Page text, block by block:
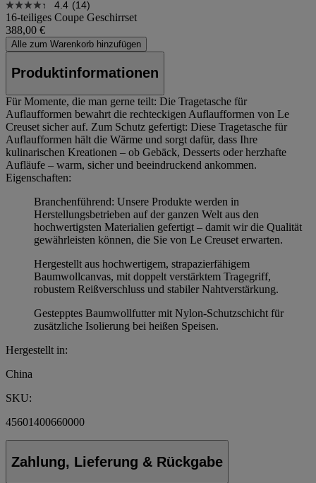
4.4 (14)
16-teiliges Coupe Geschirrset
388,00 €
Alle zum Warenkorb hinzufügen
Produktinformationen
Für Momente, die man gerne teilt: Die Tragetasche für
Auflaufformen bewahrt die rechteckigen Auflaufformen von Le
Creuset sicher auf. Zum Schutz gefertigt: Diese Tragetasche für
Auflaufformen hält die Wärme und sorgt dafür, dass Ihre
kulinarischen Kreationen – ob Gebäck, Desserts oder herzhafte
Aufläufe – warm, sicher und beeindruckend ankommen.
Eigenschaften:
Branchenführend: Unsere Produkte werden in
Herstellungsbetrieben auf der ganzen Welt aus den
hochwertigsten Materialien gefertigt – damit wir die Qualität
gewährleisten können, die Sie von Le Creuset erwarten.
Hergestellt aus hochwertigem, strapazierfähigem
Baumwollcanvas, mit doppelt verstärktem Tragegriff,
robustem Reißverschluss und stabiler Nahtverstärkung.
Gestepptes Baumwollfutter mit Nylon-Schutzschicht für
zusätzliche Isolierung bei heißen Speisen.
Hergestellt in:
China
SKU:
45601400660000
Zahlung, Lieferung & Rückgabe